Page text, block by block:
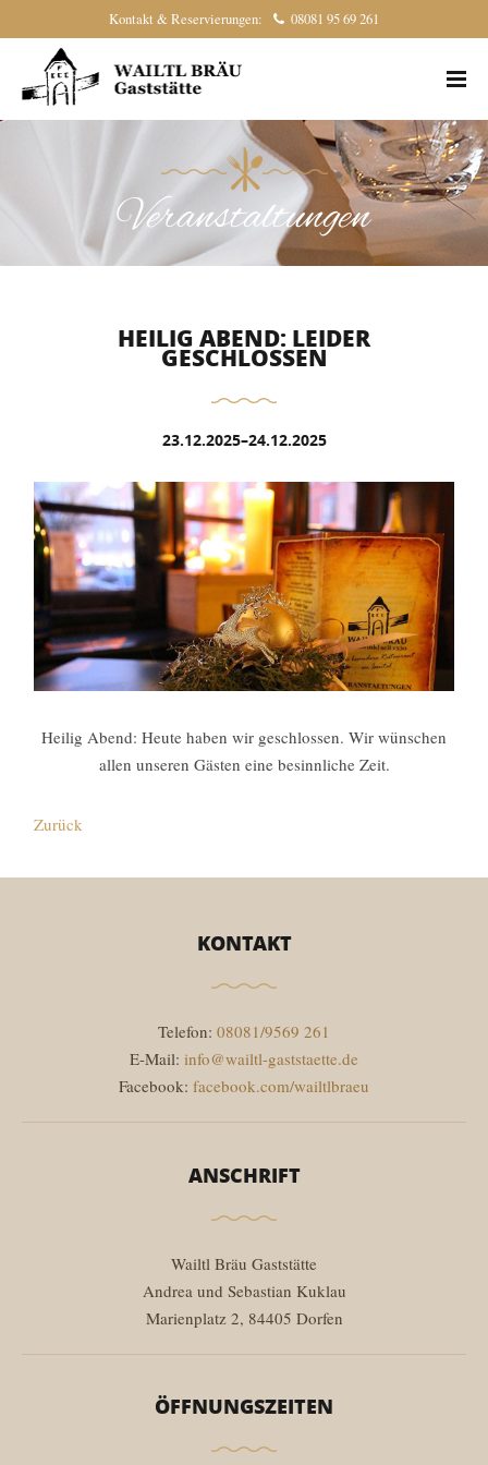
Kontakt & Reservierungen: 08081 95 69 261
Veranstaltungen
HEILIG ABEND: LEIDER
GESCHLOSSEN
23.12.2025–24.12.2025
Heilig Abend: Heute haben wir geschlossen. Wir wünschen
allen unseren Gästen eine besinnliche Zeit.
Zurück
KONTAKT
Telefon: 08081/9569 261
E-Mail: info@wailtl-gaststaette.de
Facebook: facebook.com/wailtlbraeu
ANSCHRIFT
Wailtl Bräu Gaststätte
Andrea und Sebastian Kuklau
Marienplatz 2, 84405 Dorfen
ÖFFNUNGSZEITEN